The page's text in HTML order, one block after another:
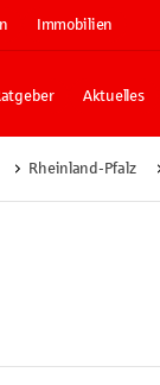
Immobilien
Aktuelles
Rheinland-Pfalz